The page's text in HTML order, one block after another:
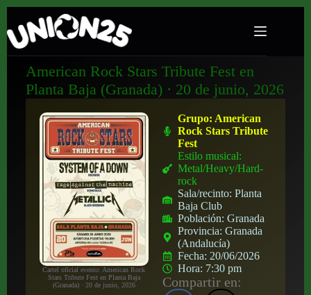
American Rock Stars Tribute Fest en
Planta Baja (Granada) · 20 de junio, 2026
Cartel oficial evento: American Rock
Stars Tribute Fest en Planta Baja
(Granada) · 20 de junio, 2026
Grupo: American
Rock Stars Tribute
Fest
Estilo musical:
Metal/Heavy/Hard-
rock
Sala/recinto:Planta
Baja Club
Población:Granada
Provincia:Granada
(Andalucía)
Fecha: 20/06/2026
Hora: 7:30 pm
Compartir en: